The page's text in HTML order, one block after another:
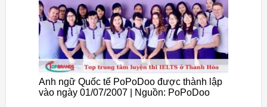
Anh ngữ Quốc tế PoPoDoo được thành lập
vào ngày 01/07/2007 | Nguồn: PoPoDoo